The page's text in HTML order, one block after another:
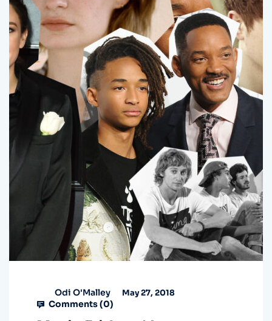
Odi O'Malley May 27, 2018
Comments (0)